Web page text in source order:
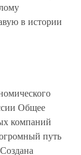
в истории
Общее
компаний
путь